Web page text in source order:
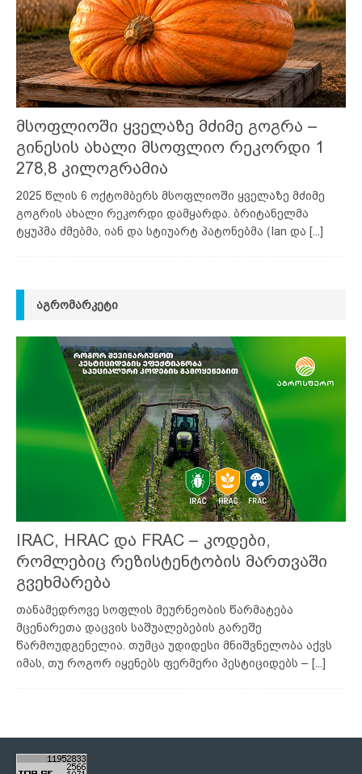
მსოფლიოში ყველაზე მძიმე გოგრა –
გინესის ახალი მსოფლიო რეკორდი 1
278,8 კილოგრამია
2025 წლის 6 ოქტომბერს მსოფლიოში ყველაზე მძიმე
გოგრის ახალი რეკორდი დამყარდა. ბრიტანელმა
ტყუპმა ძმებმა, იან და სტიუარტ პატონებმა (Ian და [...]
ᲐᲒᲠᲝᲛᲐᲠᲙᲔᲢᲘ
IRAC, HRAC და FRAC – კოდები,
რომლებიც რეზისტენტობის მართვაში
გვეხმარება
თანამედროვე სოფლის მეურნეობის წარმატება
მცენარეთა დაცვის საშუალებების გარეშე
წარმოუდგენელია. თუმცა უდიდესი მნიშვნელობა აქვს
იმას, თუ როგორ იყენებს ფერმერი პესტიციდებს – [...]